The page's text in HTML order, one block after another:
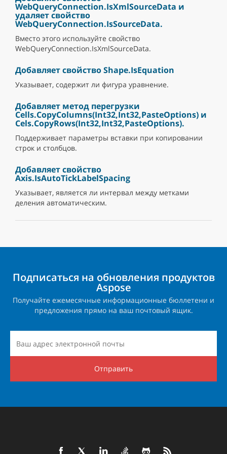
WebQueryConnection.IsXmlSourceData и
удаляет свойство
WebQueryConnection.IsSourceData.
Вместо этого используйте свойство
WebQueryConnection.IsXmlSourceData.
Добавляет свойство Shape.IsEquation
Указывает, содержит ли фигура уравнение.
Добавляет метод перегрузки
Cells.CopyColumns(Int32,Int32,PasteOptions) и
Cels.CopyRows(Int32,Int32,PasteOptions).
Поддерживает параметры вставки при копировании
строк и столбцов.
Добавляет свойство
Axis.IsAutoTickLabelSpacing
Указывает, является ли интервал между метками
деления автоматическим.
Подписаться на обновления продуктов
Aspose
Получайте ежемесячные информационные бюллетени и
предложения прямо на ваш почтовый ящик.
Отправить